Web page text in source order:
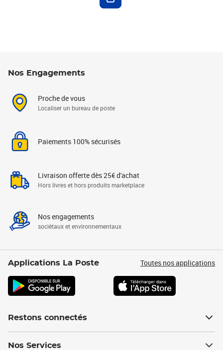
Nos Engagements
Proche de vous
Localiser un bureau de poste
Paiements 100% sécurisés
Livraison offerte dès 25€ d'achat
Hors livres et hors produits marketplace
Nos engagements
sociétaux et environnementaux
Applications La Poste Toutes nos applications
Restons connectés
Nos Services